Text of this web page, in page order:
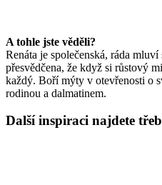
A tohle jste věděli?
Renáta je společenská, ráda
přesvědčena, že když si růstový
každý. Boří mýty v otevřenosti o
rodinou a dalmatinem.
Další inspiraci najdete